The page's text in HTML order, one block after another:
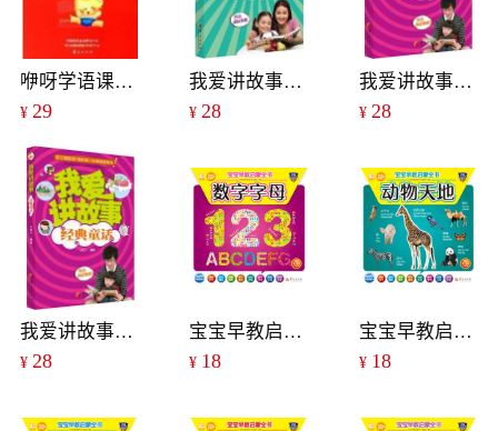
咿呀学语课业手册1
¥ 29
我爱讲故事：经典故事
¥ 28
我爱讲故事：经典童话
¥ 28
我爱讲故事：经典童话
¥ 28
宝宝早教启蒙全书：数字字母
¥ 18
宝宝早教启蒙全书：动物天地
¥ 18